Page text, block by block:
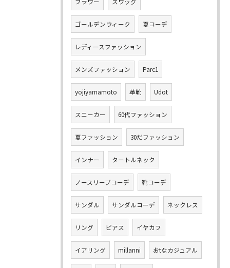
ゴールデンウィーク 夏コーデ
レディースファッション
メンズファッション Parc1
yojiyamamoto 革靴 Udot
スニーカー 60代ファッション
夏ファッション 30だファッション
インナー タートルネック
ノースリーブコーデ 靴コーデ
サンダル サンダルコーデ ネックレス
リング ピアス イヤカフ
イアリング millanni おtなカジュアル